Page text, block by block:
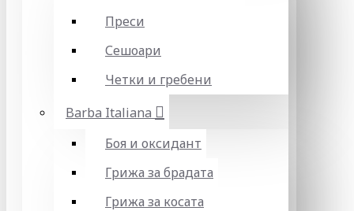
Преси
Сешоари
Четки и гребени
Barba Italiana
Боя и оксидант
Грижа за брадата
Грижа за косата